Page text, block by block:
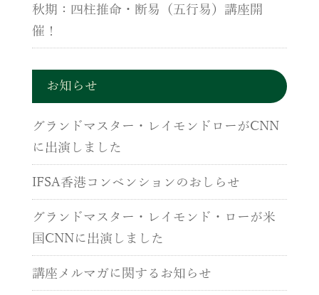
秋期：四柱推命・断易（五行易）講座開
催！
お知らせ
グランドマスター・レイモンドローがCNN
に出演しました
IFSA香港コンベンションのおしらせ
グランドマスター・レイモンド・ローが米
国CNNに出演しました
講座メルマガに関するお知らせ